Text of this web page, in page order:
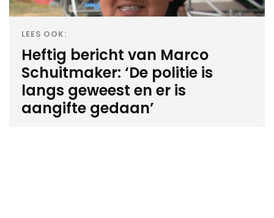
LEES OOK:
Heftig bericht van Marco
Schuitmaker: ‘De politie is
langs geweest en er is
aangifte gedaan’